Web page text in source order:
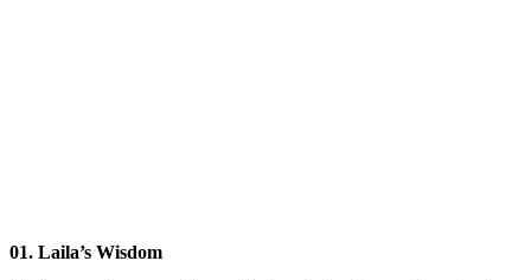
01. Laila’s Wisdom